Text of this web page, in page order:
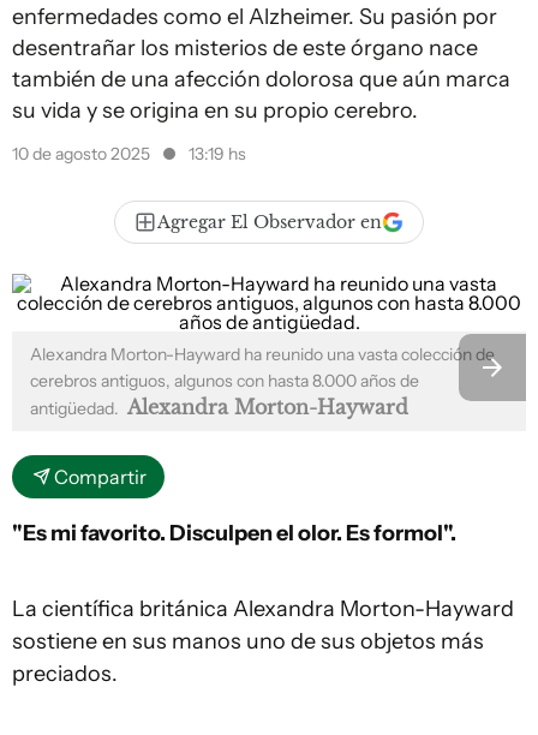
enfermedades como el Alzheimer. Su pasión por
desentrañar los misterios de este órgano nace
también de una afección dolorosa que aún marca
su vida y se origina en su propio cerebro.
10 de agosto 2025 13:19 hs
Agregar El Observador en
Alexandra Morton-Hayward ha reunido una vasta colección de
cerebros antiguos, algunos con hasta 8.000 años de
antigüedad. Alexandra Morton-Hayward
Compartir
"Es mi favorito. Disculpen el olor. Es formol".
La científica británica Alexandra Morton-Hayward
sostiene en sus manos uno de sus objetos más
preciados.